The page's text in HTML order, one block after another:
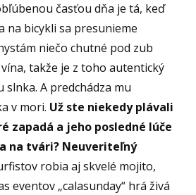
časťou dňa je tá, keď
na bicykli sa presunieme
niečo chutné pod zub
takže je z toho autentický
slnka. A predchádza mu
v mori. Už ste niekedy plávali
zapadá a jeho posledné lúče
na tvári? Neuveriteľný
robia aj skvelé mojito,
eventov „calasunday“ hrá živá